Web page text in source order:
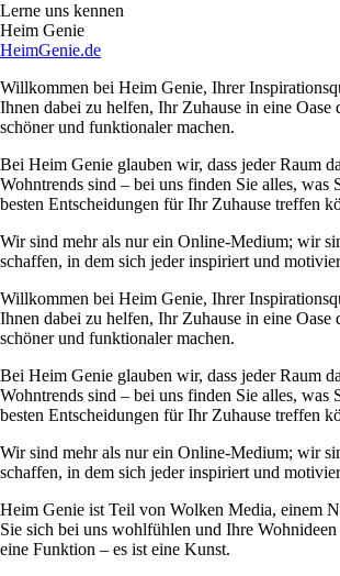
Lerne uns kennen
Heim Genie
HeimGenie.de
Willkommen bei Heim Genie, Ihrer
Ihnen dabei zu helfen, Ihr Zuhause in eine
schöner und funktionaler machen.
Bei Heim Genie glauben wir, dass jeder Raum
Wohntrends sind – bei uns finden Sie alles,
besten Entscheidungen für Ihr Zuhause treffen
Wir sind mehr als nur ein Online-Medium; wir
schaffen, in dem sich jeder inspiriert und
Willkommen bei Heim Genie, Ihrer
Ihnen dabei zu helfen, Ihr Zuhause in eine
schöner und funktionaler machen.
Bei Heim Genie glauben wir, dass jeder Raum
Wohntrends sind – bei uns finden Sie alles,
besten Entscheidungen für Ihr Zuhause treffen
Wir sind mehr als nur ein Online-Medium; wir
schaffen, in dem sich jeder inspiriert und
Heim Genie ist Teil von Wolken Media, einem
Sie sich bei uns wohlfühlen und Ihre
eine Funktion – es ist eine Kunst.